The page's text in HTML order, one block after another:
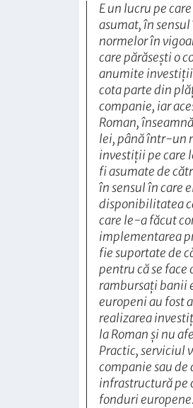
E un lucru pe
asumat, în
normelor în
care părăsești o
anumite
cota parte din
companie, iar
Roman,
lei, până într-un
investiții pe care
fi asumate de
în sensul în care
disponibilitatea
care le-a făcut
implementarea
fie suportate de
pentru că se
rambursați banii
europeni au fost
realizarea
la Roman și nu
Practic, serviciul
companie sau de
infrastructură pe
fonduri europene.